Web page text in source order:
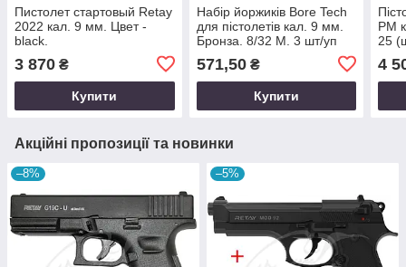
Пистолет стартовый Retay
2022 кал. 9 мм. Цвет -
black.
3 870 ₴
Купити
Набір йоржиків Bore Tech
для пістолетів кал. 9 мм.
Бронза. 8/32 M. 3 шт/уп
571,50₴
Купити
PM
25
4
Акційні пропозиції та новинки
–8% –5%